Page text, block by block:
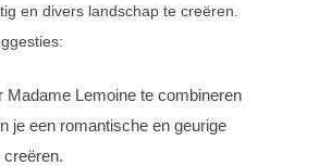
en divers landschap te creëren.
Madame Lemoine te combineren
je een romantische en geurige
creëren.